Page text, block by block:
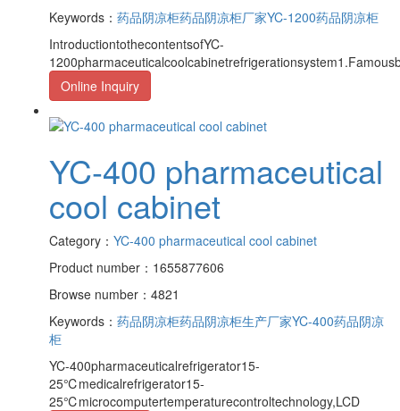
Keywords： 药品阴凉柜药品阴凉柜厂家YC-1200药品阴凉柜
IntroductiontothecontentsofYC-
Online Inquiry
YC-400 pharmaceutical
cool cabinet
Category： YC-400 pharmaceutical cool cabinet
Product number：1655877606
Browse number：4821
Keywords： 药品阴凉柜药品阴凉柜生产厂家YC-400药品阴凉
柜
YC-400pharmaceuticalrefrigerator15-
25℃medicalrefrigerator15-
25℃microcomputertemperaturecontroltechnology,LCD